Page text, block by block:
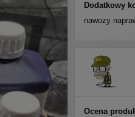
Dodatkowy
nawozy
Ocena